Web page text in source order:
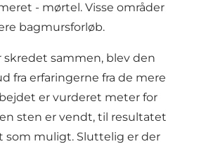
- mørtel. Visse områder
bagmursforløb.
skredet sammen, blev den
fra erfaringerne fra de mere
er vurderet meter for
sten er vendt, til resultatet
som muligt. Sluttelig er der